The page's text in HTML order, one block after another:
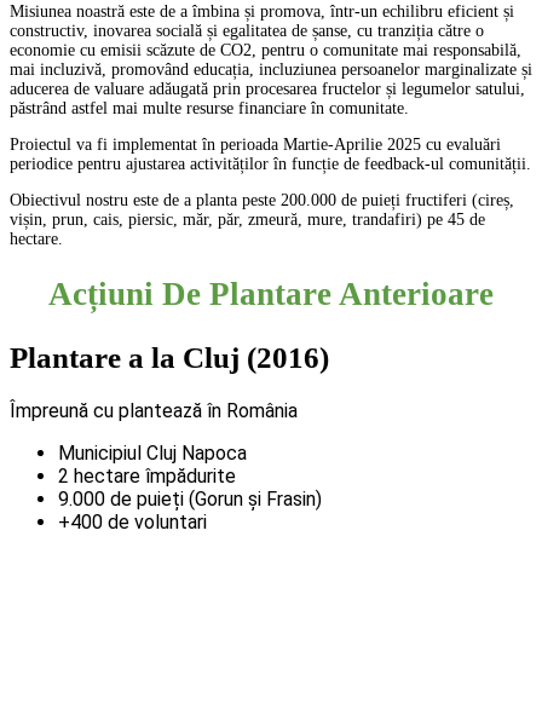
Misiunea noastră este de a îmbina și promova, într-un echilibru eficient și
constructiv, inovarea socială și egalitatea de șanse, cu tranziția către o
economie cu emisii scăzute de CO2, pentru o comunitate mai responsabilă,
mai incluzivă, promovând educația, incluziunea persoanelor marginalizate și
aducerea de valuare adăugată prin procesarea fructelor și legumelor satului,
păstrând astfel mai multe resurse financiare în comunitate.
Proiectul va fi implementat în perioada Martie-Aprilie 2025 cu evaluări
periodice pentru ajustarea activităților în funcție de feedback-ul comunității.
Obiectivul nostru este de a planta peste 200.000 de puieți fructiferi (cireș,
vișin, prun, cais, piersic, măr, păr, zmeură, mure, trandafiri) pe 45 de
hectare.
Acțiuni De Plantare Anterioare
Plantare a la Cluj (2016)
Împreună cu plantează în România
Municipiul Cluj Napoca
2 hectare împădurite
9.000 de puieți (Gorun și Frasin)
+400 de voluntari